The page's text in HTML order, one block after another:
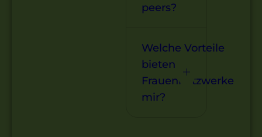
peers?
Welche Vorteile
bieten
Frauennetzwerke
mir?